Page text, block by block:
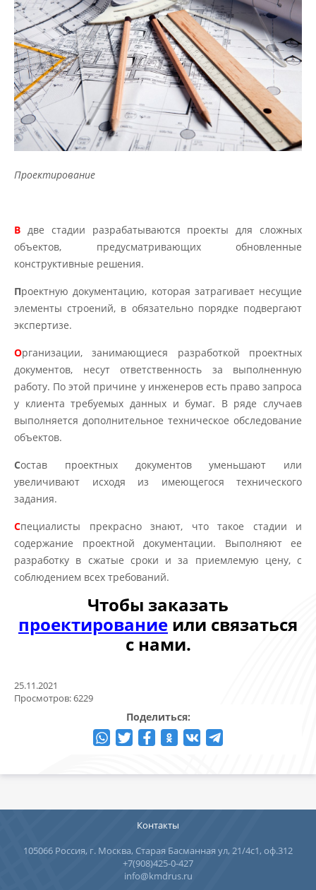
Проектирование
В две стадии разрабатываются проекты для сложных
объектов, предусматривающих обновленные
конструктивные решения.
Проектную документацию, которая затрагивает несущие
элементы строений, в обязательно порядке подвергают
экспертизе.
Организации, занимающиеся разработкой проектных
документов, несут ответственность за выполненную
работу. По этой причине у инженеров есть право запроса
у клиента требуемых данных и бумаг. В ряде случаев
выполняется дополнительное техническое обследование
объектов.
Состав проектных документов уменьшают или
увеличивают исходя из имеющегося технического
задания.
Специалисты прекрасно знают, что такое стадии и
содержание проектной документации. Выполняют ее
разработку в сжатые сроки и за приемлемую цену, с
соблюдением всех требований.
Чтобы заказать
проектирование или связаться
с нами.
25.11.2021
Просмотров: 6229
Поделиться:
Контакты
105066 Россия, г. Москва, Старая Басманная ул, 21/4с1, оф.312
+7(908)425-0-427
info@kmdrus.ru